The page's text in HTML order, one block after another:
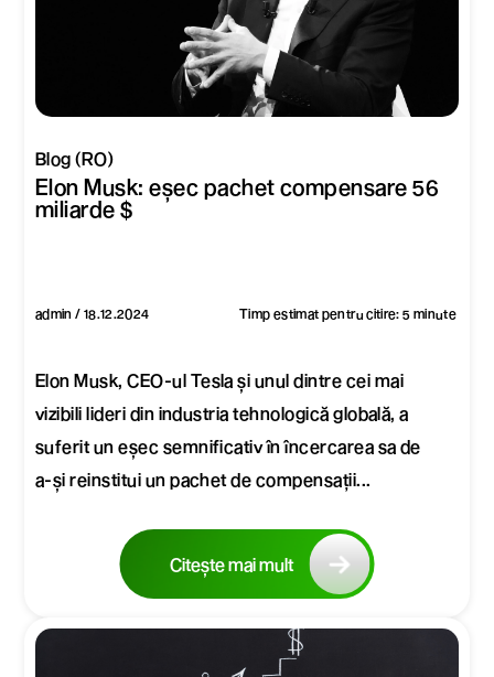
Blog (RO)
Elon Musk: eșec pachet compensare 56
miliarde $
admin / 18.12.2024 Timp estimat pentru citire: 5 minute
Elon Musk, CEO-ul Tesla și unul dintre cei mai
vizibili lideri din industria tehnologică globală, a
suferit un eșec semnificativ în încercarea sa de
a-și reinstitui un pachet de compensații...
Citește mai mult